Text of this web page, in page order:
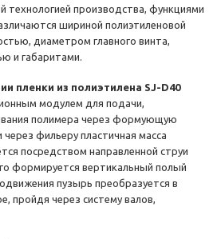
технологией производства, функциями
шириной полиэтиленовой
диаметром главного винта,
и габаритами.
пленки из полиэтилена SJ-D40
модулем для подачи,
полимера через формующую
фильеру пластичная масса
посредством направленной струи
формируется вертикальный полый
пузырь преобразуется в
пройдя через систему валов,